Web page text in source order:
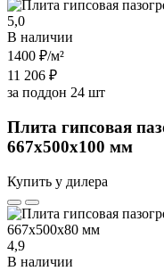
5,0
В наличии
1400 ₽/м²
11 206 ₽
за поддон 24 шт
Плита гипсовая
667х500х100 мм
Купить у дилера
4,9
В наличии